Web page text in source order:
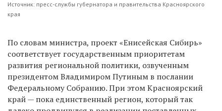
Источник: пресс-службы губернатора и правительства Красноярского
края
По словам министра, проект «Енисейская Сибирь»
соответствует государственным приоритетам
развития региональной политики, озвученным
президентом Владимиром Путиным в послании
Федеральному Собранию. При этом Красноярский
край — пока единственный регион, который так